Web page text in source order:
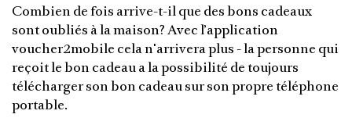
Combien de fois arrive-t-il que des bons cadeaux
sont oubliés à la maison? Avec l’application
voucher2mobile cela n'arrivera plus - la personne qui
reçoit le bon cadeau a la possibilité de toujours
télécharger son bon cadeau sur son propre téléphone
portable.